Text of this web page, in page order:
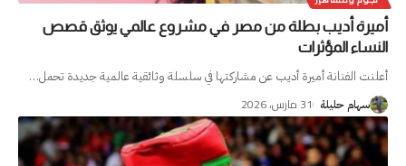
أميرة أديب بطلة من مصر في مشروع عالمي يوثق قصص
النساء المؤثرات
أعلنت الفنانة أميرة أديب عن مشاركتها في سلسلة وثائقية عالمية جديدة تحمل…
سهام حليلة 31 مارس، 2026